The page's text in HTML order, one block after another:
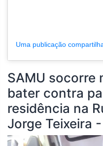
SAMU socorre
bater contra
residência na
Jorge Teixeira